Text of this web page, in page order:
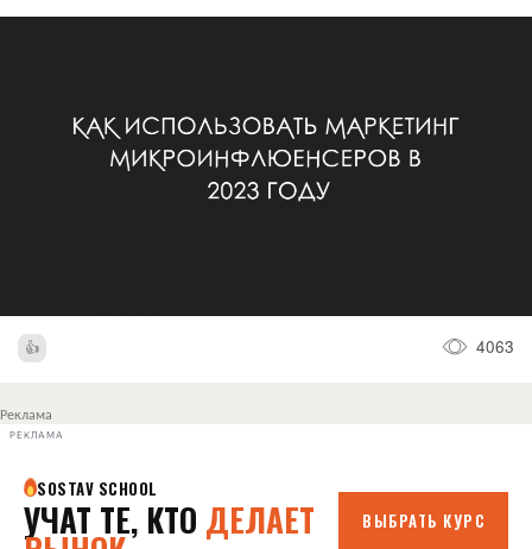
4063
Реклама
РЕКЛАМА